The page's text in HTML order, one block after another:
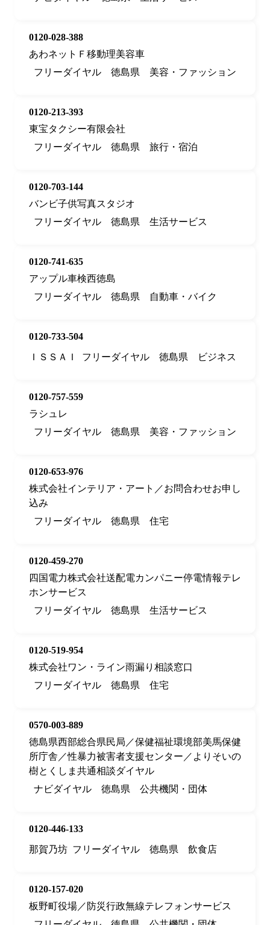
0120-028-388
あわネットＦ移動理美容車
フリーダイヤル
徳島県 美容・ファッション
0120-213-393
東宝タクシー有限会社
フリーダイヤル
徳島県 旅行・宿泊
0120-703-144
バンビ子供写真スタジオ
フリーダイヤル
徳島県 生活サービス
0120-741-635
アップル車検西徳島
フリーダイヤル
徳島県 自動車・バイク
0120-733-504
ＩＳＳＡＩ
フリーダイヤル 徳島県 ビジネス
0120-757-559
ラシュレ
フリーダイヤル
徳島県 美容・ファッション
0120-653-976
株式会社インテリア・アート／お問合わせお申し
込み
フリーダイヤル
徳島県 住宅
0120-459-270
四国電力株式会社送配電カンパニー停電情報テレ
ホンサービス
フリーダイヤル
徳島県 生活サービス
0120-519-954
株式会社ワン・ライン雨漏り相談窓口
フリーダイヤル
徳島県 住宅
0570-003-889
徳島県西部総合県民局／保健福祉環境部美馬保健
所庁舎／性暴力被害者支援センター／よりそいの
樹とくしま共通相談ダイヤル
ナビダイヤル
徳島県 公共機関・団体
0120-446-133
那賀乃坊 フリーダイヤル 徳島県 飲食店
0120-157-020
板野町役場／防災行政無線テレフォンサービス